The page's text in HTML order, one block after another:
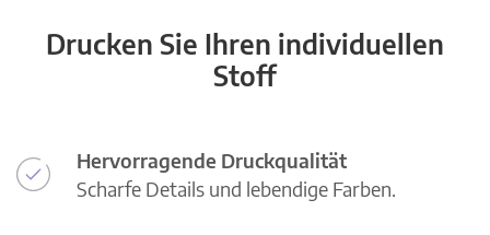
Drucken Sie Ihren individuellen
Stoff
Hervorragende Druckqualität
Scharfe Details und lebendige Farben.